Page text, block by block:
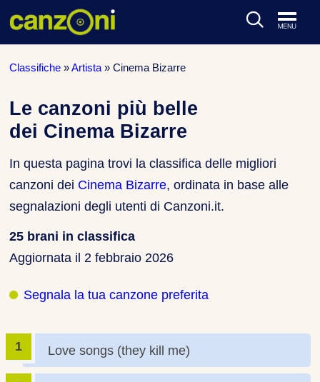
CONCERTI DAL VIVO
Classifiche »Artista »Cinema Bizarre
Le canzoni più belle
dei Cinema Bizarre
In questa pagina trovi la classifica delle migliori
canzoni dei Cinema Bizarre, ordinata in base alle
segnalazioni degli utenti di Canzoni.it.
25 brani in classifica
Aggiornata il2 febbraio 2026
Segnala la tua canzone preferita
Love songs (they kill me)